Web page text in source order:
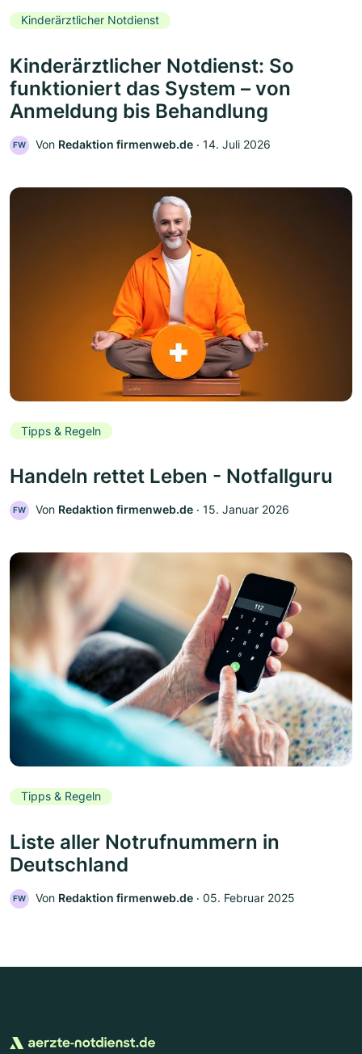
Kinderärztlicher Notdienst
Kinderärztlicher Notdienst: So
funktioniert das System – von
Anmeldung bis Behandlung
FW Von Redaktion firmenweb.de ‧ 14. Juli 2026
Tipps & Regeln
Handeln rettet Leben - Notfallguru
FW Von Redaktion firmenweb.de ‧ 15. Januar 2026
Tipps & Regeln
Liste aller Notrufnummern in
Deutschland
FW Von Redaktion firmenweb.de ‧ 05. Februar 2025